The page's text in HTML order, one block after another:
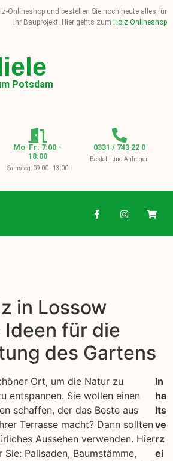
Onlineshop und bestellen Sie noch heute alles für
Ihr Bauprojekt. Hier gehts zum Holz Onlineshop
Potsdam
Mo-Fr: 7:00 -
18:00
Samstag: 09:00 - 13:00
0331 / 743 22 0
Bestell- und Anfragen
in Lossow
für die
des Gartens
Ort, um die Natur zu
entspannen. Sie wollen einen
schaffen, der das Beste aus
Terrasse macht? Dann sollten
Aussehen verwenden. Hier
Palisaden, Baumstämme,
In
ha
lts
ve
rz
ei